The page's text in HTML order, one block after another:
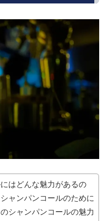
はどんな魅力があるの
ャンパンコールのために
シャンパンコールの魅力